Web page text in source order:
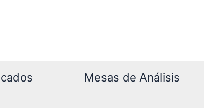
Mesas de Análisis